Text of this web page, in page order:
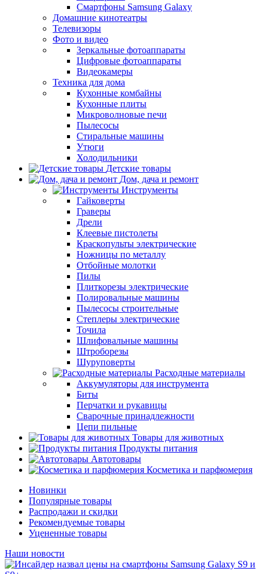
Смартфоны Samsung Galaxy
Домашние кинотеатры
Телевизоры
Фото и видео
Зеркальные фотоаппараты
Цифровые фотоаппараты
Видеокамеры
Техника для дома
Кухонные комбайны
Кухонные плиты
Микроволновые печи
Пылесосы
Стиральные машины
Утюги
Холодильники
Детские товары
Дом, дача и ремонт
Инструменты
Гайковерты
Граверы
Дрели
Клеевые пистолеты
Краскопульты электрические
Ножницы по металлу
Отбойные молотки
Пилы
Плиткорезы электрические
Полировальные машины
Пылесосы строительные
Степлеры электрические
Точила
Шлифовальные машины
Штроборезы
Шуруповерты
Расходные материалы
Аккумуляторы для инструмента
Биты
Перчатки и рукавицы
Сварочные принадлежности
Цепи пильные
Товары для животных
Продукты питания
Автотовары
Косметика и парфюмерия
Новинки
Популярные товары
Распродажи и скидки
Рекомендуемые товары
Уцененные товары
Наши новости